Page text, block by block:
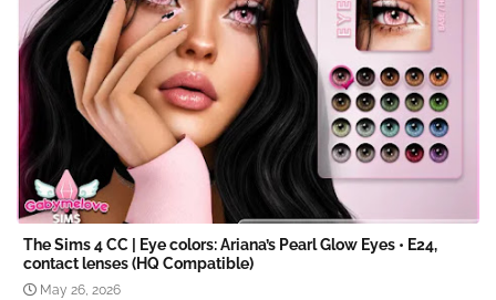
The Sims 4 CC | Eye colors: Ariana’s Pearl Glow Eyes • E24,
contact lenses (HQ Compatible)
May 26, 2026